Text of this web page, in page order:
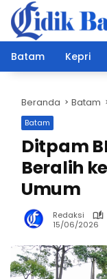
Langsung
konten
Batam
Kepri
Beranda Batam
Batam
Ditpam
Beralih
Umum
Redaksi
15/06/2026